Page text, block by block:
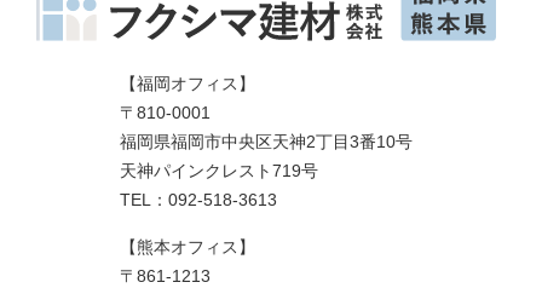
【福岡オフィス】
〒810-0001
福岡県福岡市中央区天神2丁目3番10号
天神パインクレスト719号
TEL：092-518-3613
【熊本オフィス】
〒861-1213